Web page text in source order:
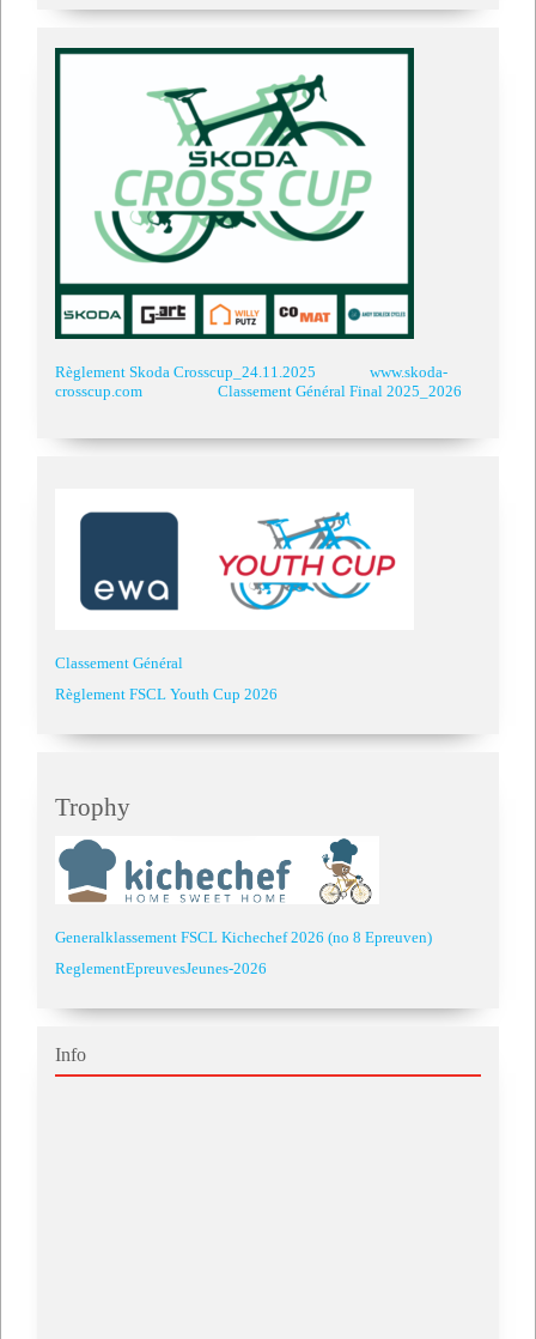
Règlement Skoda Crosscup_24.11.2025
www.skoda-
crosscup.com
Classement Général Final 2025_2026
Classement Général
Règlement FSCL Youth Cup 2026
Trophy
Generalklassement FSCL Kichechef 2026 (no 8 Epreuven)
ReglementEpreuvesJeunes-2026
Info